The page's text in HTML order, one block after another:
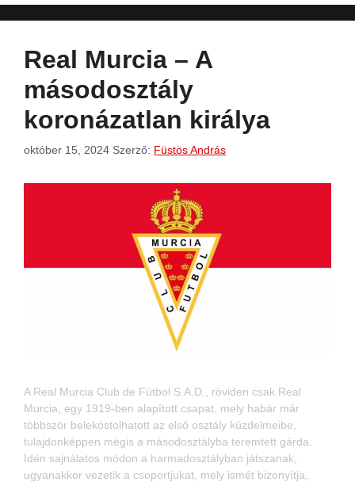
Real Murcia – A
másodosztály
koronázatlan királya
október 15, 2024 Szerző: Füstös András
A Real Murcia Club de Fútbol S.A.D., röviden csak Real
Murcia, egy 1919-ben alapított csapat, mely habár már
többször belekóstolhatott az első osztály küzdelmeibe,
tulajdonképpen mégis a másodosztályba teremtett gárda.
Idén sajnálatos módon a harmadosztályban játszanak,
ugyanakkor vezetik a csoportjukat, mely ismét bizonyítja,